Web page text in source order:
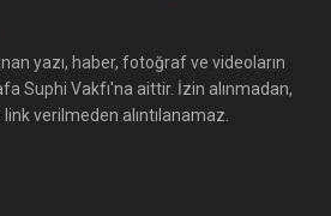
yazı, haber, fotoğraf ve videoların
Suphi Vakfı'na aittir. İzin alınmadan,
verilmeden alıntılanamaz.